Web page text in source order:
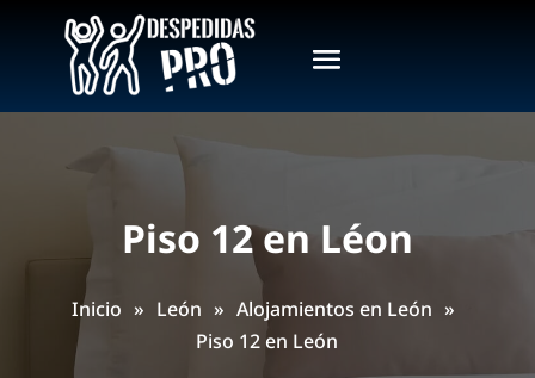
Piso 12 en Léon
Inicio » León » Alojamientos en León »
Piso 12 en León